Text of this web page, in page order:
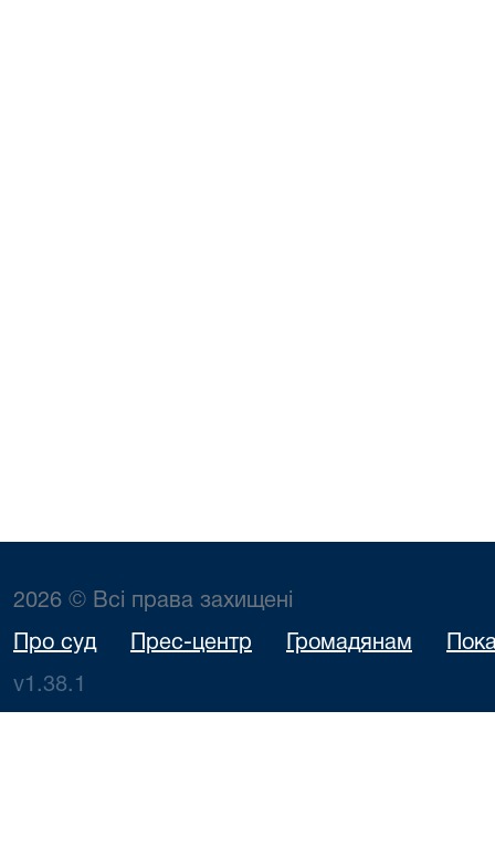
2026 © Всі права захищені
Про суд Прес-центр Громадянам
v1.38.1